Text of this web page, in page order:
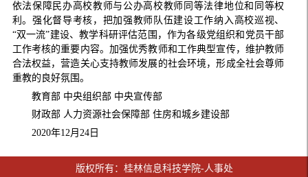
依法保障民办高校教师与公办高校教师同等法律地位和同等权
利。强化督导考核，把加强教师队伍建设工作纳入高校巡视、
“双一流”建设、教学科研评估范围，作为各级党组织和党员干部
工作考核的重要内容。加强优秀教师和工作典型宣传，维护教师
合法权益，营造关心支持教师发展的社会环境，形成全社会尊师
重教的良好氛围。
教育部 中央组织部 中央宣传部
财政部 人力资源社会保障部 住房和城乡建设部
2020年12月24日
版权所有：桂林信息科技学院-人事处